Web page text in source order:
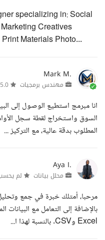
specializing in: Social
Creatives
Materials Photo...
Mark M.
مهندس برمجيات
انا مبرمج استطيع الوصول إلى
السوق واستخراج لقطة سجل
المطلوب بدقة عالية، مع التركيز ...
Aya I.
محلل بيانات لم
بالإضافة إلى التعامل مع البيانات
Excel وCSV. بالنسبة لهذا ا...